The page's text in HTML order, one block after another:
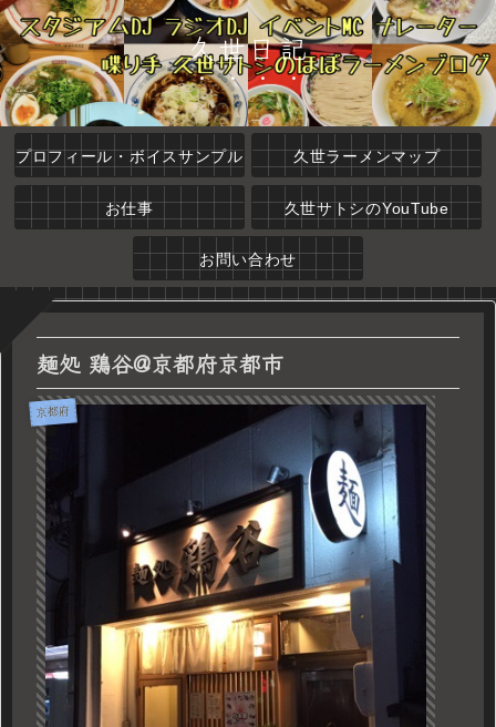
久世日記
プロフィール・ボイスサンプル 久世ラーメンマップ
お仕事 久世サトシのYouTube
お問い合わせ
麺処 鶏谷@京都府京都市
京都府